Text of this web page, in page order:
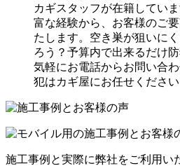
カギスタッフが在籍してい
富な経験から、お客様のご
たします。空き巣が狙いに
ろう？予算内で出来るだけ
気軽にお電話からお問い合
犯はカギ屋にお任せください
施工事例と実際に弊社をご利用い